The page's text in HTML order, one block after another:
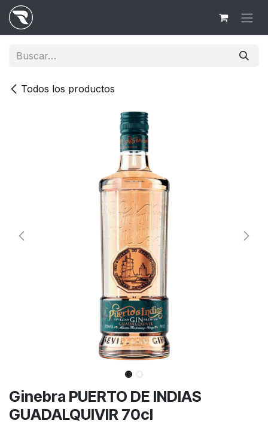
Ir al contenido
Todos los productos
Ginebra PUERTO DE INDIAS
GUADALQUIVIR 70cl